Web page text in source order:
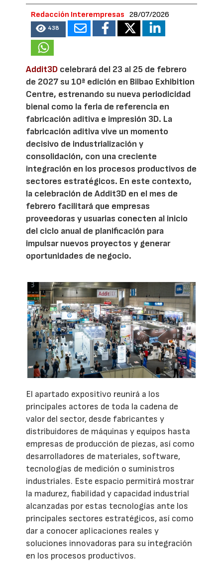
Redacción Interempresas 28/07/2026
438
Addit3D celebrará del 23 al 25 de febrero
de 2027 su 10ª edición en Bilbao Exhibition
Centre, estrenando su nueva periodicidad
bienal como la feria de referencia en
fabricación aditiva e impresión 3D. La
fabricación aditiva vive un momento
decisivo de industrialización y
consolidación, con una creciente
integración en los procesos productivos de
sectores estratégicos. En este contexto,
la celebración de Addit3D en el mes de
febrero facilitará que empresas
proveedoras y usuarias conecten al inicio
del ciclo anual de planificación para
impulsar nuevos proyectos y generar
oportunidades de negocio.
El apartado expositivo reunirá a los
principales actores de toda la cadena de
valor del sector, desde fabricantes y
distribuidores de máquinas y equipos hasta
empresas de producción de piezas, así como
desarrolladores de materiales, software,
tecnologías de medición o suministros
industriales. Este espacio permitirá mostrar
la madurez, fiabilidad y capacidad industrial
alcanzadas por estas tecnologías ante los
principales sectores estratégicos, así como
dar a conocer aplicaciones reales y
soluciones innovadoras para su integración
en los procesos productivos.